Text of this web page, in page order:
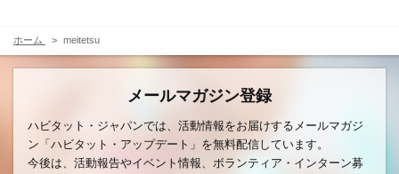
ホーム meitetsu
メールマガジン登録
ハビタット・ジャパンでは、活動情報をお届けするメールマガジ
ン「ハビタット・アップデート」を無料配信しています。
今後は、活動報告やイベント情報、ボランティア・インターン募